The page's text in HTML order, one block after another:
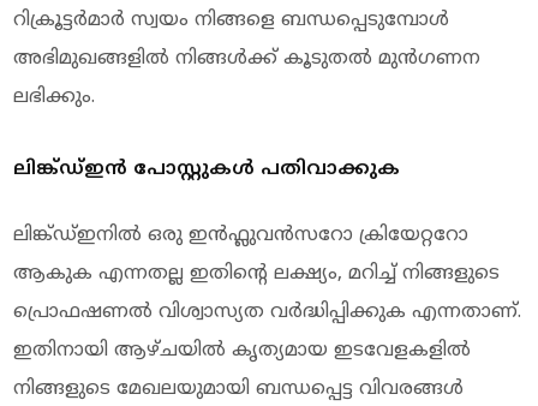
റിക്രൂട്ടർമാർ സ്വയം നിങ്ങളെ ബന്ധപ്പെടുമ്പോൾ
അഭിമുഖങ്ങളിൽ നിങ്ങൾക്ക് കൂടുതൽ മുൻഗണന
ലഭിക്കും.
ലിങ്ക്ഡ്ഇൻ പോസ്റ്റുകൾ പതിവാക്കുക
ലിങ്ക്ഡ്ഇനിൽ ഒരു ഇൻഫ്ലുവൻസറോ ക്രിയേറ്ററോ
ആകുക എന്നതല്ല ഇതിന്റെ ലക്ഷ്യം, മറിച്ച് നിങ്ങളുടെ
പ്രൊഫഷണൽ വിശ്വാസ്യത വർദ്ധിപ്പിക്കുക എന്നതാണ്.
ഇതിനായി ആഴ്ചയിൽ കൃത്യമായ ഇടവേളകളിൽ
നിങ്ങളുടെ മേഖലയുമായി ബന്ധപ്പെട്ട വിവരങ്ങൾ